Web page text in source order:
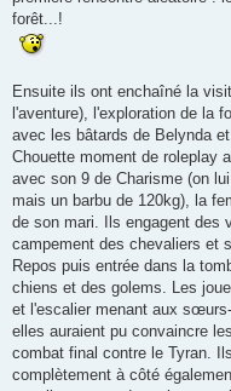
forêt...!
Ensuite ils ont enchaîné la
l'aventure), l'exploration de la
avec les bâtards de Belynda
Chouette moment de roleplay
avec son 9 de Charisme (on
mais un barbu de 120kg), la
de son mari. Ils engagent des
campement des chevaliers et
Repos puis entrée dans la
chiens et des golems. Les
et l'escalier menant aux
elles auraient pu convaincre
combat final contre le Tyran.
complètement à côté